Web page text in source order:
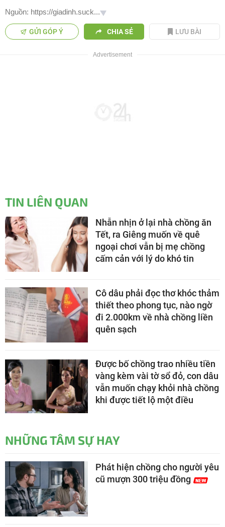
Nguồn: https://giadinh.suck...
GỬI GÓP Ý CHIA SẺ LƯU BÀI
TIN LIÊN QUAN
Nhẫn nhịn ở lại nhà chồng ăn
Tết, ra Giêng muốn về quê
ngoại chơi vẫn bị mẹ chồng
cấm cản với lý do khó tin
Cô dâu phải đọc thơ khóc thảm
thiết theo phong tục, nào ngờ
đi 2.000km về nhà chồng liền
quên sạch
Được bố chồng trao nhiều tiền
vàng kèm vài tờ sổ đỏ, con dâu
vẫn muốn chạy khỏi nhà chồng
khi được tiết lộ một điều
NHỮNG TÂM SỰ HAY
Phát hiện chồng cho người yêu
cũ mượn 300 triệu đồng